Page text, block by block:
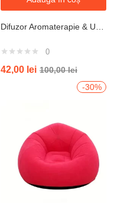
0
42,00 lei 100,00lei
-30%